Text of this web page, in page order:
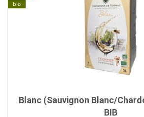
bio
Blanc (Sauvignon Blanc/
BIB